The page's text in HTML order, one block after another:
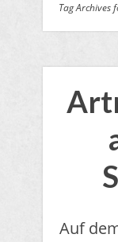
Tag Archives
Auf